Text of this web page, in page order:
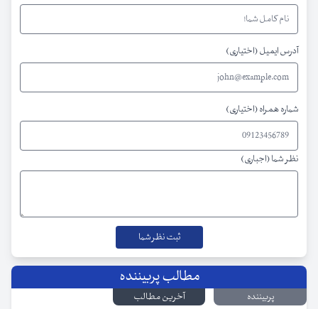
آدرس ایمیل (اختیاری)
شماره همراه (اختیاری)
نظر شما (اجباری)
مطالب پربیننده
پربیننده
آخرین مطالب